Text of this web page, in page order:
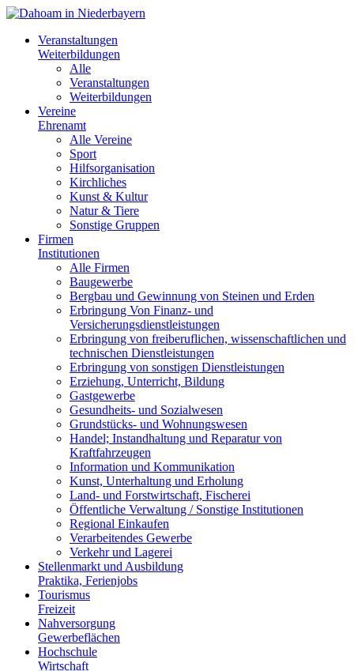
Veranstaltungen
Weiterbildungen
Alle
Veranstaltungen
Weiterbildungen
Vereine
Ehrenamt
Alle Vereine
Sport
Hilfsorganisation
Kirchliches
Kunst & Kultur
Natur & Tiere
Sonstige Gruppen
Firmen
Institutionen
Alle Firmen
Baugewerbe
Bergbau und Gewinnung von Steinen und Erden
Erbringung Von Finanz- und
Versicherungsdienstleistungen
Erbringung von freiberuflichen, wissenschaftlichen und
technischen Dienstleistungen
Erbringung von sonstigen Dienstleistungen
Erziehung, Unterricht, Bildung
Gastgewerbe
Gesundheits- und Sozialwesen
Grundstücks- und Wohnungswesen
Handel; Instandhaltung und Reparatur von
Kraftfahrzeugen
Information und Kommunikation
Kunst, Unterhaltung und Erholung
Land- und Forstwirtschaft, Fischerei
Öffentliche Verwaltung / Sonstige Institutionen
Regional Einkaufen
Verarbeitendes Gewerbe
Verkehr und Lagerei
Stellenmarkt und Ausbildung
Praktika, Ferienjobs
Tourismus
Freizeit
Nahversorgung
Gewerbeflächen
Hochschule
Wirtschaft